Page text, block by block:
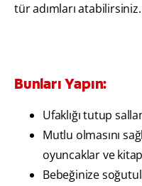
tür adımları atabilirsiniz.
Bunları Yapın:
Ufaklığı tutup
Mutlu olmasını
oyuncaklar ve
Bebeğinize